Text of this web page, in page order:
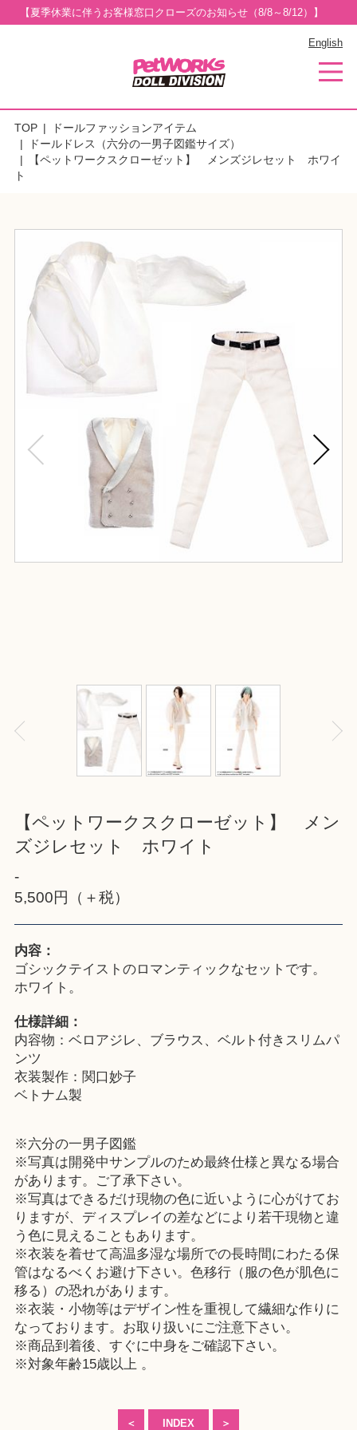
【夏季休業に伴うお客様窓口クローズのお知らせ（8/8～8/12）】
English
TOP
ドールファッションアイテム
ドールドレス（六分の一男子図鑑サイズ）
【ペットワークスクローゼット】 メンズジレセット ホワイ
ト
【ペットワークスクローゼット】 メン
ズジレセット ホワイト
-
5,500円（＋税）
内容：
ゴシックテイストのロマンティックなセットです。
ホワイト。
仕様詳細：
内容物：ベロアジレ、ブラウス、ベルト付きスリムパ
ンツ
衣装製作：関口妙子
ベトナム製
※六分の一男子図鑑
※写真は開発中サンプルのため最終仕様と異なる場合
があります。ご了承下さい。
※写真はできるだけ現物の色に近いように心がけてお
りますが、ディスプレイの差などにより若干現物と違
う色に見えることもあります。
※衣装を着せて高温多湿な場所での長時間にわたる保
管はなるべくお避け下さい。色移行（服の色が肌色に
移る）の恐れがあります。
※衣装・小物等はデザイン性を重視して繊細な作りに
なっております。お取り扱いにご注意下さい。
※商品到着後、すぐに中身をご確認下さい。
※対象年齢15歳以上 。
＜ INDEX ＞